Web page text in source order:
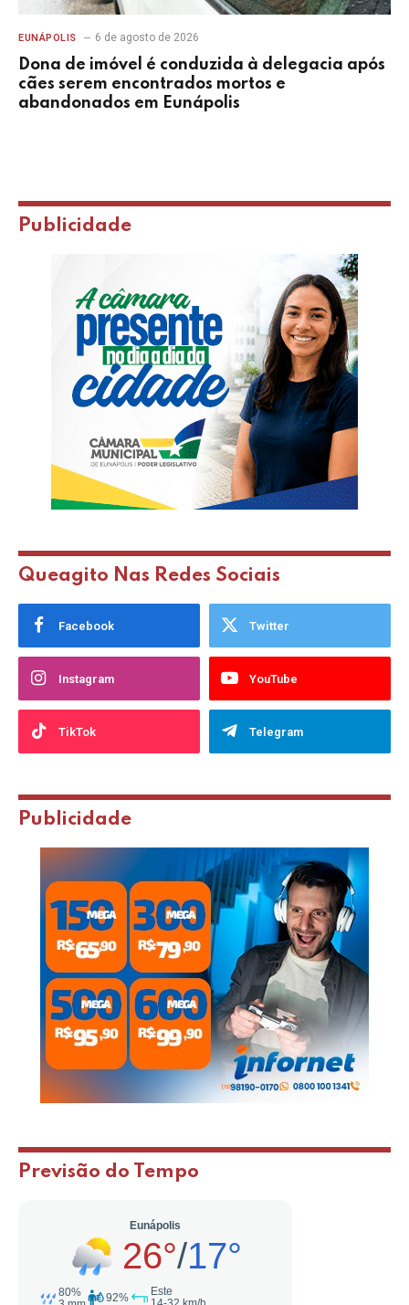
EUNÁPOLIS 6 de agosto de 2026
Dona de imóvel é conduzida à delegacia após
cães serem encontrados mortos e
abandonados em Eunápolis
Publicidade
Queagito Nas Redes Sociais
Facebook Twitter
Instagram YouTube
TikTok Telegram
Publicidade
Previsão do Tempo